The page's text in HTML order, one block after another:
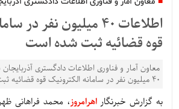
اطلاعات ۴۰ میلیون نفر
قوه قضائیه ثبت‌ شده است
معاون آمار و فناوری اطلاعات دادگستری
۴۰ میلیون نفر در سامانه الکترونیک قوه قضائیه ثبت‌ شده است.
به گزارش خبرنگاراهرامروز، محمد فراهانی